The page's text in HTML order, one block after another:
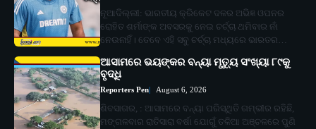
ନୂଆଦିଲ୍ଲୀ: ଭାରତୀୟ କ୍ରିକେଟ ଦଳର ଅଭିଜ୍ଞ ଓପନର
ରୋହିତ ଶର୍ମାଙ୍କ ଅବସରକୁ ନେଇ ଚର୍ଚ୍ଚା ଥମିବାର ନାଁ
ନେଉନାହିଁ। ତେବେ ଏହି ସବୁ ଚର୍ଚ୍ଚା ମଧ୍ୟରେ ଭାରତର…
ଆସାମରେ ଭୟଙ୍କର ବନ୍ୟା ମୃତ୍ୟୁ ସଂଖ୍ୟା ୮୯କୁ
ବୃଦ୍ଧି
Reporters Pen August 6, 2026
ଶିବସାଗର, : ଆସାମରେ ବନ୍ୟା ପରିସ୍ଥିତି ଗମ୍ଭୀର ରହିଛି,
ମଙ୍ଗଳବାର ରାତିସାରା ବର୍ଷା ଯୋଗୁଁ ତଳିଆ ଅଞ୍ଚଳରେ ପୁଣି